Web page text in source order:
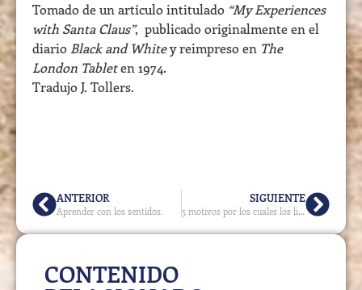
Tomado de un artículo intitulado “My Experiences
with Santa Claus”, publicado originalmente en el
diario Black and Whitey reimpreso en The
London Tableten 1974.
Tradujo J. Tollers.
ANTERIOR
Aprender con los sentidos.
SIGUIENTE
5 motivos por los cuales los libros vivos antiguos son una buena herramienta.
CONTENIDO